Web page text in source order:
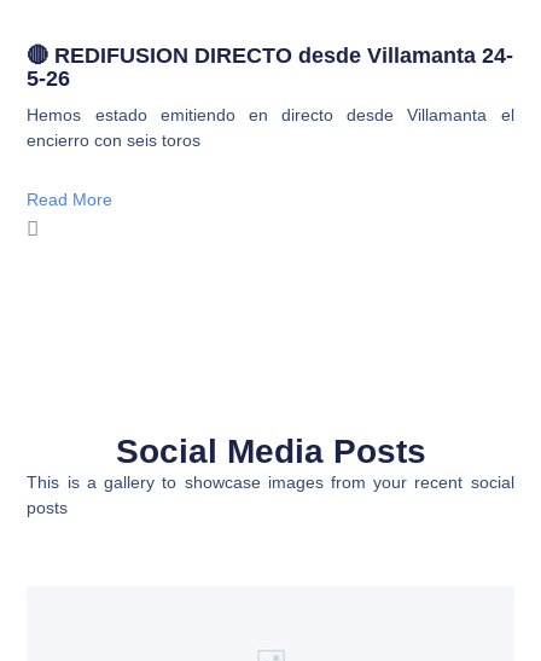
🔴 REDIFUSION DIRECTO desde Villamanta 24-
5-26
Hemos estado emitiendo en directo desde Villamanta el
encierro con seis toros
Read More
Social Media Posts
This is a gallery to showcase images from your recent social
posts